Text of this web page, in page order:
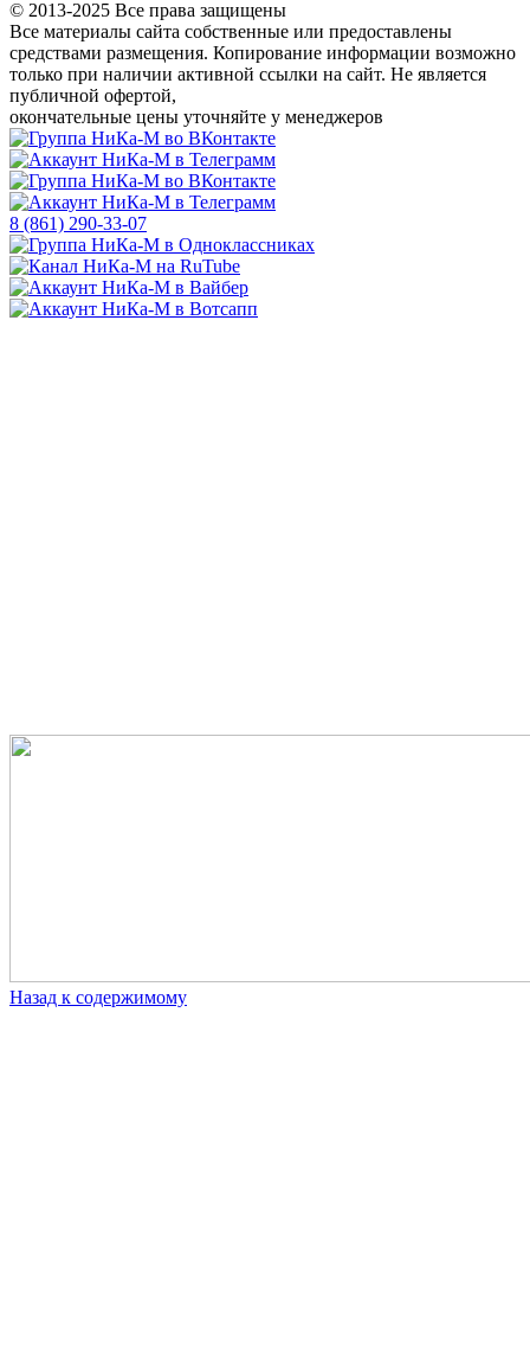
© 2013-2025 Все права защищены
Все материалы сайта собственные или предоставлены
средствами размещения. Копирование информации возможно
только при наличии активной ссылки на сайт. Не является
публичной офертой,
окончательные цены уточняйте у менеджеров
8 (861) 290-33-07
Назад к содержимому